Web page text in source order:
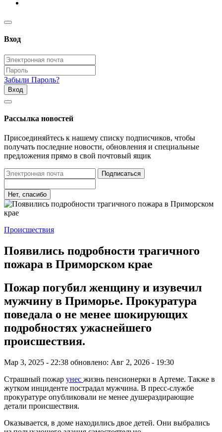
Вход
Забыли Пароль?
Вход
Рассылка новостей
Присоединяйтесь к нашему списку подписчиков, чтобы
получать последние новости, обновления и специальные
предложения прямо в свой почтовый ящик
Подписаться
Нет, спасибо
Происшествия
Появились подробности трагичного
пожара в Приморском крае
Пожар погубил женщину и изувечил
мужчину в Приморье. Прокуратура
поведала о не менее шокирующих
подробностях ужаснейшего
происшествия.
Мар 3, 2025 - 22:38 обновлено: Авг 2, 2026 - 19:30
Страшный пожар унес жизнь пенсионерки в Артеме. Также в
жутком инциденте пострадал мужчина. В пресс-службе
прокуратуре опубликовали не менее душераздирающие
детали происшествия.
Оказывается, в доме находились двое детей. Они выбрались